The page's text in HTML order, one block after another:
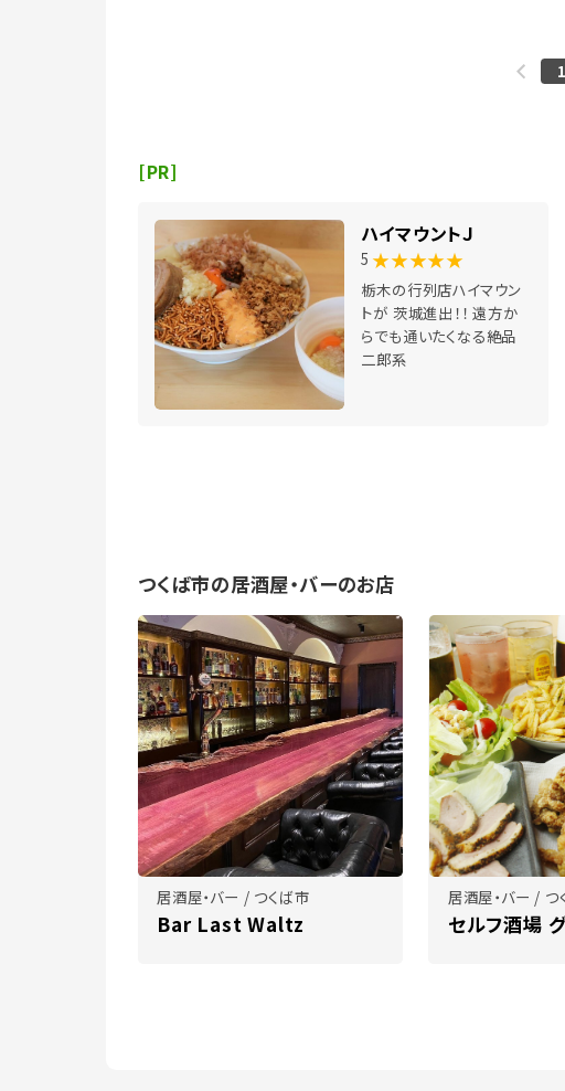
1
[PR]
ハイマウントＪ
5 ★★★★★
栃木の行列店ハイマウン
トが 茨城進出！！ 遠方か
らでも通いたくなる絶品
二郎系
つくば市の居酒屋・バーのお店
居酒屋・バー / つくば市
Bar Last Waltz
居酒屋・バー / つ
セルフ酒場